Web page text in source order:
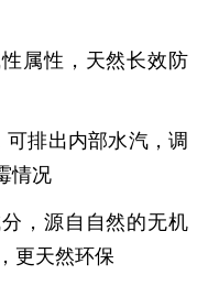
属性，天然长效防
可排出内部水汽，调
情况
，源自自然的无机
更天然环保